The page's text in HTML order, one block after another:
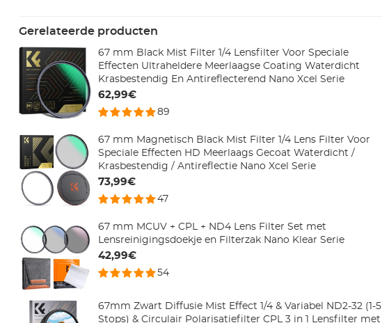
Gerelateerde producten
67 mm Black Mist Filter 1/4 Lensfilter Voor Speciale
Effecten Ultraheldere Meerlaagse Coating Waterdicht
Krasbestendig En Antireflecterend Nano Xcel Serie
62,99€
89
67 mm Magnetisch Black Mist Filter 1/4 Lens Filter Voor
Speciale Effecten HD Meerlaags Gecoat Waterdicht /
Krasbestendig / Antireflectie Nano Xcel Serie
73,99€
47
67 mm MCUV + CPL + ND4 Lens Filter Set met
Lensreinigingsdoekje en Filterzak Nano Klear Serie
42,99€
54
67mm Zwart Diffusie Mist Effect 1/4 & Variabel ND2-32 (1-5
Stops) & Circulair Polarisatiefilter CPL 3 in 1 Lensfilter met